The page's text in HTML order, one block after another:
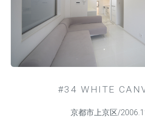
#34 WHITE
京都市上京区/